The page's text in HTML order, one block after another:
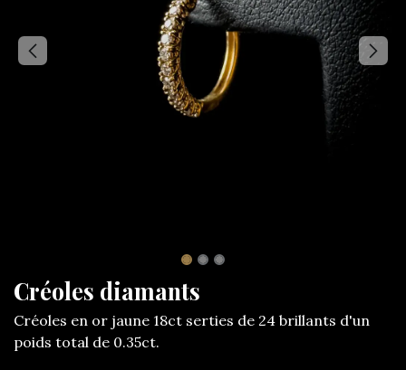
Créoles diamants
Créoles en or jaune 18ct serties de 24 brillants d'un
poids total de 0.35ct.